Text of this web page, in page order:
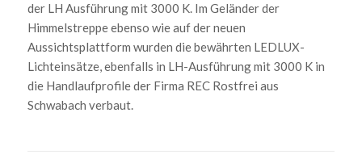
der LH Ausführung mit 3000 K. Im Geländer der
Himmelstreppe ebenso wie auf der neuen
Aussichtsplattform wurden die bewährten LEDLUX-
Lichteinsätze, ebenfalls in LH-Ausführung mit 3000 K in
die Handlaufprofile der Firma REC Rostfrei aus
Schwabach verbaut.